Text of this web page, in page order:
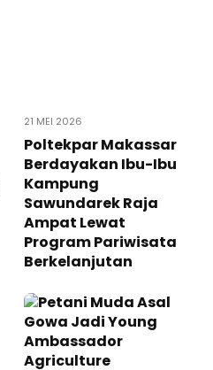
21 MEI 2026
Poltekpar Makassar
Berdayakan Ibu-Ibu
Kampung
Sawundarek Raja
Ampat Lewat
Program Pariwisata
Berkelanjutan